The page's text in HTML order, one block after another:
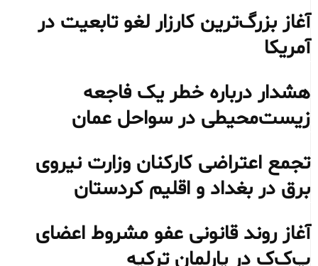
آغاز بزرگ‌ترین کارزار لغو تابعیت در
آمریکا
هشدار درباره خطر یک فاجعه
زیست‌محیطی در سواحل عمان
تجمع اعتراضی کارکنان وزارت نیروی
برق در بغداد و اقلیم کردستان
آغاز روند قانونی عفو مشروط اعضای
پ‌ک‌ک در پارلمان ترکیه